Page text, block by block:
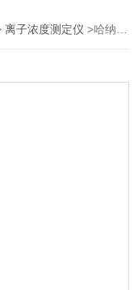
离子浓度测定仪 >哈纳HI96729微电脑氟化物（LR）浓度离子测定仪